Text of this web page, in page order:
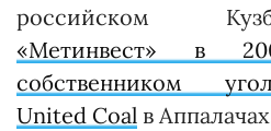
российском
«Метинвест» в
собственником
United Coal в